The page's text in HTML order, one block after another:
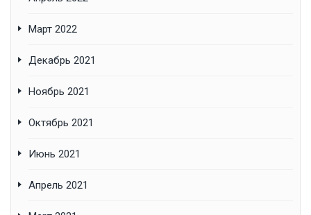
Март 2022
Декабрь 2021
Ноябрь 2021
Октябрь 2021
Июнь 2021
Апрель 2021